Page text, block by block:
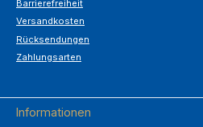
Barrierefreiheit
Versandkosten
Rücksendungen
Zahlungsarten
Informationen